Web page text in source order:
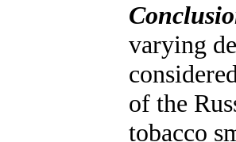
varying
of the
tobacco